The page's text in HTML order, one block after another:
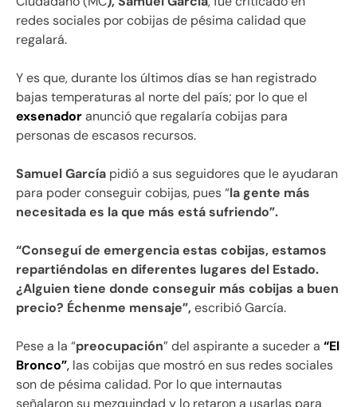
redes sociales por cobijas de pésima calidad que
regalará.
Y es que, durante los últimos días se han registrado
bajas temperaturas al norte del país; por lo que el
exsenadoranunció que regalaría cobijas para
personas de escasos recursos.
Samuel García pidió a sus seguidores que le ayudaran
para poder conseguir cobijas, pues “la gente más
necesitada es la que más está sufriendo”.
“Conseguí de emergencia estas cobijas, estamos
repartiéndolas en diferentes lugares del Estado.
¿Alguien tiene donde conseguir más cobijas a buen
precio? Échenme mensaje”, escribió García.
Pese a la “preocupación” del aspirante a suceder a “El
Bronco”, las cobijas que mostró en sus redes sociales
son de pésima calidad. Por lo que internautas
señalaron su mezquindad y lo retaron a usarlas para